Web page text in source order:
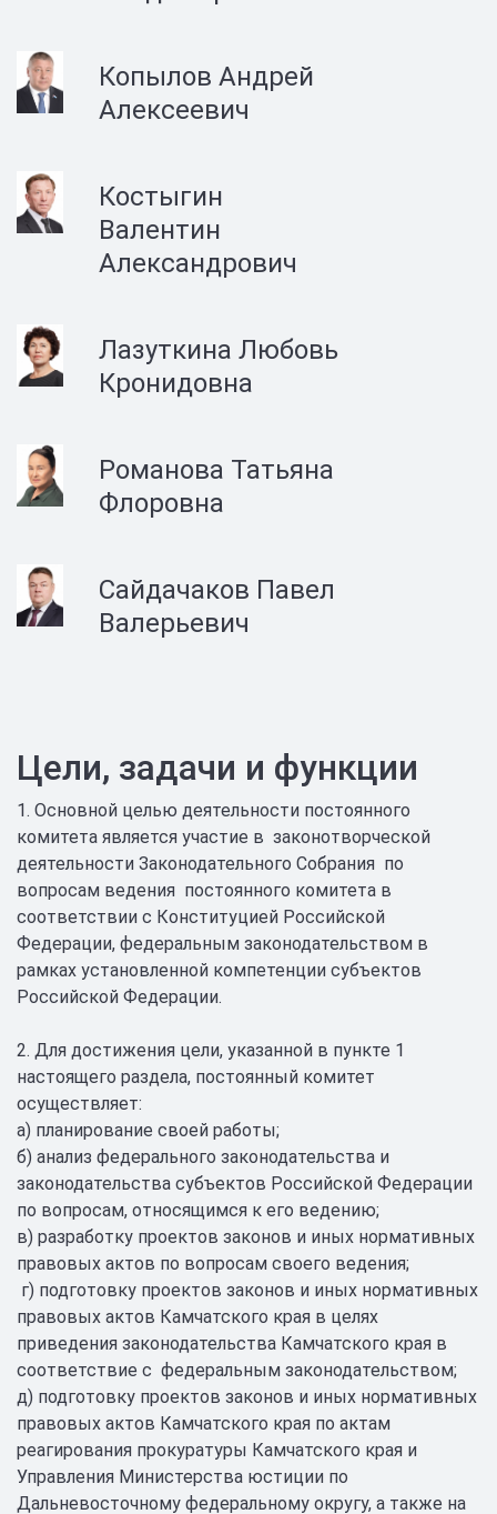
Копылов Андрей
Алексеевич
Костыгин
Валентин
Александрович
Лазуткина Любовь
Кронидовна
Романова Татьяна
Флоровна
Сайдачаков Павел
Валерьевич
Цели, задачи и функции
1. Основной целью деятельности постоянного
комитета является участие в законотворческой
деятельности Законодательного Собрания по
вопросам ведения постоянного комитета в
соответствии с Конституцией Российской
Федерации, федеральным законодательством в
рамках установленной компетенции субъектов
Российской Федерации.
2. Для достижения цели, указанной в пункте 1
настоящего раздела, постоянный комитет
осуществляет:
а) планирование своей работы;
б) анализ федерального законодательства и
законодательства субъектов Российской Федерации
по вопросам, относящимся к его ведению;
в) разработку проектов законов и иных нормативных
правовых актов по вопросам своего ведения;
г) подготовку проектов законов и иных нормативных
правовых актов Камчатского края в целях
приведения законодательства Камчатского края в
соответствие с федеральным законодательством;
д) подготовку проектов законов и иных нормативных
правовых актов Камчатского края по актам
реагирования прокуратуры Камчатского края и
Управления Министерства юстиции по
Дальневосточному федеральному округу, а также на